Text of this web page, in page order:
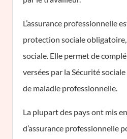
L’assurance professionnelle
protection sociale
sociale. Elle permet de
versées par la Sécurité
de maladie professionnelle.
La plupart des pays ont mis
d’assurance professionnelle